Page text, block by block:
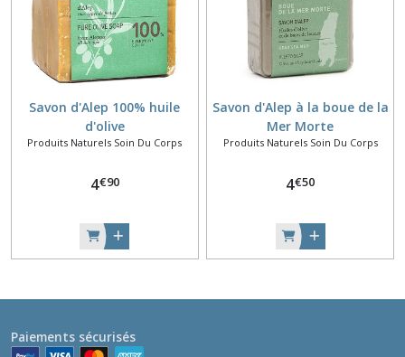
Savon d'Alep 100% huile
d'olive
Produits Naturels Soin Du Corps
4€90
Savon d'Alep à la boue de la
Mer Morte
Produits Naturels Soin Du Corps
4€50
Paiements sécurisés